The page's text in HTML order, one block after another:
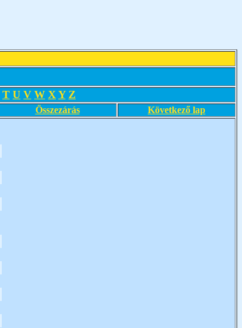
T U V W X Y Z
Összezárás Következő lap